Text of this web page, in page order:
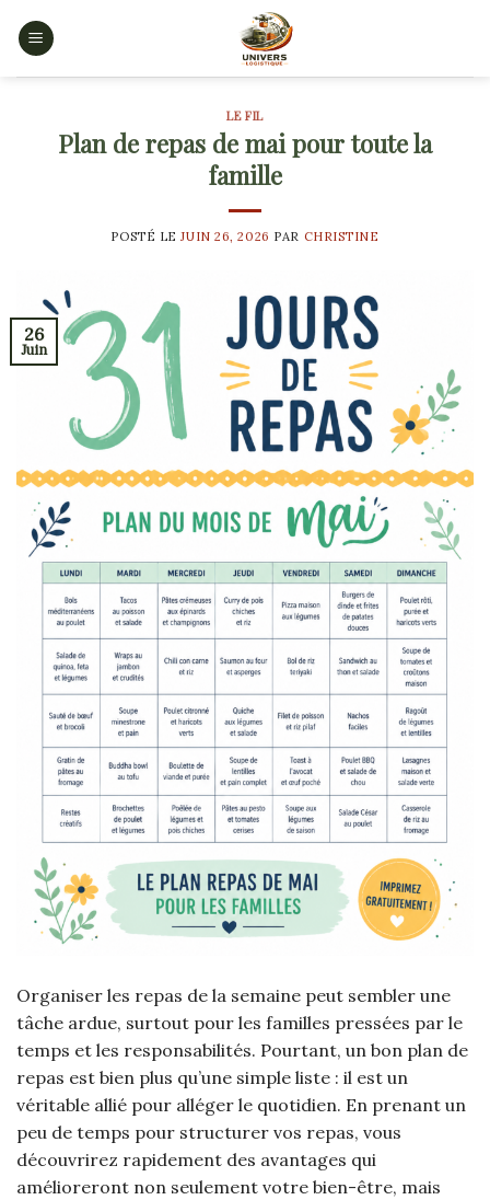
LE FIL
Plan de repas de mai pour toute la
famille
POSTÉ LEJUIN 26, 2026 PAR CHRISTINE
26
Juin
Organiser les repas de la semaine peut sembler une
tâche ardue, surtout pour les familles pressées par le
temps et les responsabilités. Pourtant, un bon plan de
repas est bien plus qu’une simple liste : il est un
véritable allié pour alléger le quotidien. En prenant un
peu de temps pour structurer vos repas, vous
découvrirez rapidement des avantages qui
amélioreront non seulement votre bien-être, mais